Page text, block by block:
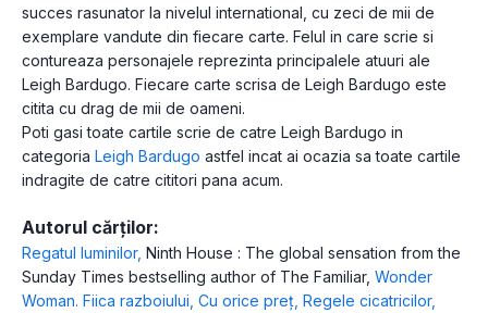
succes rasunator la nivelul international, cu zeci de mii de
exemplare vandute din fiecare carte. Felul in care scrie si
contureaza personajele reprezinta principalele atuuri ale
Leigh Bardugo. Fiecare carte scrisa de Leigh Bardugo este
citita cu drag de mii de oameni.
Poti gasi toate cartile scrie de catre Leigh Bardugo in
categoria Leigh Bardugo astfel incat ai ocazia sa toate cartile
indragite de catre cititori pana acum.
Autorul cărților:
Regatul luminilor, Ninth House : The global sensation from the
Sunday Times bestselling author of The Familiar, Wonder
Woman. Fiica razboiului Cu orice preț Regele cicatricilor,